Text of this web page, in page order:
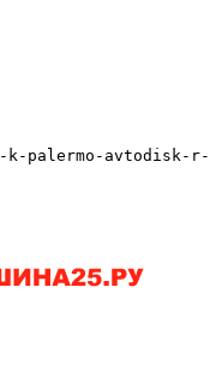
palermo-avtodisk-